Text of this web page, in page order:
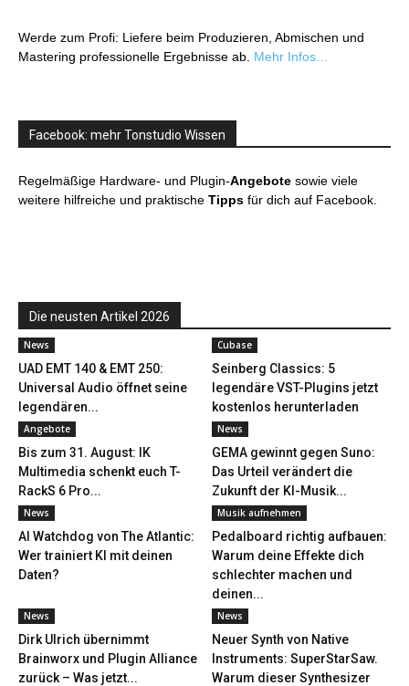
Werde zum Profi: Liefere beim Produzieren, Abmischen und
Mastering professionelle Ergebnisse ab. Mehr Infos…
Facebook: mehr Tonstudio Wissen
Regelmäßige Hardware- und Plugin-Angebote sowie viele
weitere hilfreiche und praktische Tipps für dich auf Facebook.
Die neusten Artikel 2026
News
UAD EMT 140 & EMT 250:
Universal Audio öffnet seine
legendären...
Cubase
Seinberg Classics: 5
legendäre VST-Plugins jetzt
kostenlos herunterladen
Angebote
Bis zum 31. August: IK
Multimedia schenkt euch T-
RackS 6 Pro...
News
GEMA gewinnt gegen Suno:
Das Urteil verändert die
Zukunft der KI-Musik...
News
AI Watchdog von The Atlantic:
Wer trainiert KI mit deinen
Daten?
Musik aufnehmen
Pedalboard richtig aufbauen:
Warum deine Effekte dich
schlechter machen und
deinen...
News
Dirk Ulrich übernimmt
Brainworx und Plugin Alliance
zurück – Was jetzt...
News
Neuer Synth von Native
Instruments: SuperStarSaw.
Warum dieser Synthesizer